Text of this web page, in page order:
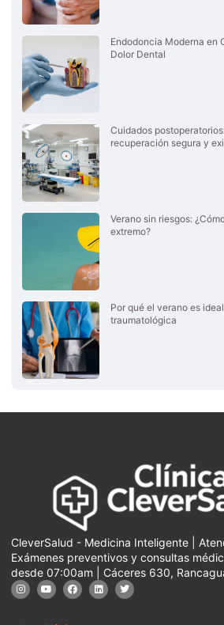
Endodoncia Moderna en
Dolor Dental
Cuidados
recuperación segura y
Verano sin riesgos:
extremo?
Por qué el verano es
traumatológica
CleverSalud - Medicina Inteligente |
Exámenes preventivos y consultas
desde 07:00am | Cáceres 630,